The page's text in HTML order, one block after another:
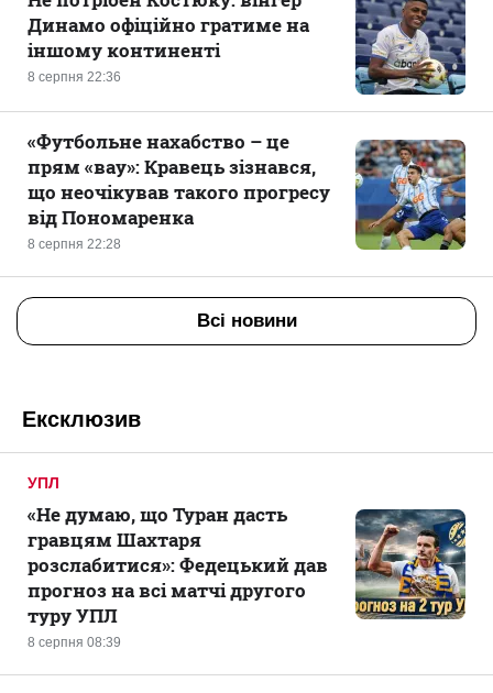
8 серпня 22:36
Динамо офіційно гратиме на
іншому континенті
8 серпня 22:28
«Футбольне нахабство – це
прям «вау»: Кравець зізнався,
що неочікував такого прогресу
від Пономаренка
Всі новини
Ексклюзив
УПЛ
8 серпня 08:39
«Не думаю, що Туран дасть
гравцям Шахтаря
розслабитися»: Федецький дав
прогноз на всі матчі другого
туру УПЛ